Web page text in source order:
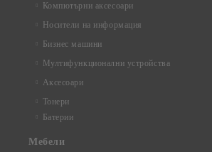
Компютърни аксесоари
Носители на информация
Бизнес машини
Мултифункционални устройства
Аксесоари
Тонери
Батерии
Mебели